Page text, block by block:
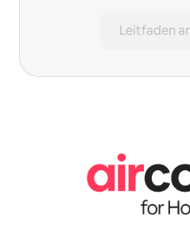
Leitfaden